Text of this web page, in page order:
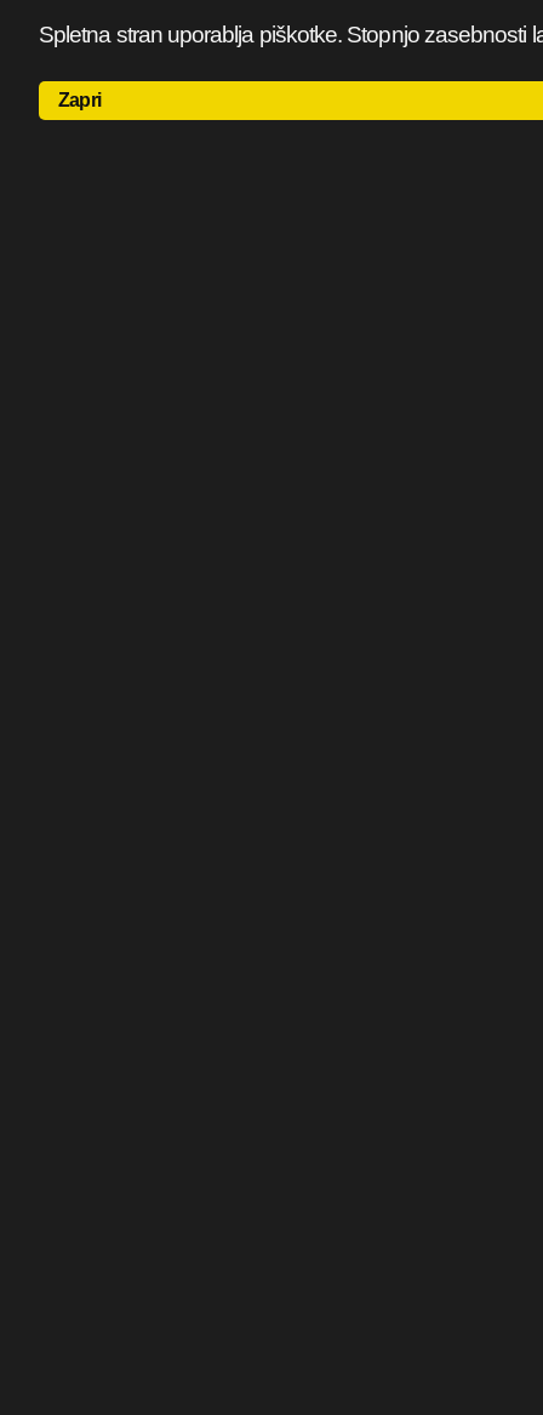
Spletna stran uporablja piškotke. Stopnjo zasebnosti
Zapri